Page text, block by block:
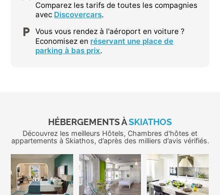
Comparez les tarifs de toutes les compagnies
avec Discovercars.
Vous vous rendez à l'aéroport en voiture ?
Economisez en réservant une place de
parking à bas prix.
HÉBERGEMENTS ÀSKIATHOS
Découvrez les meilleurs Hôtels, Chambres d'hôtes et
appartements à Skiathos, d’après des milliers d’avis vérifiés.